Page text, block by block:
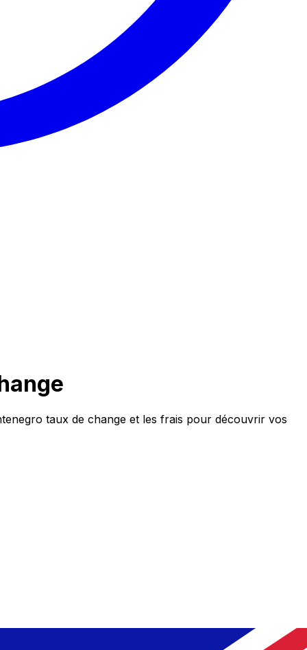
taux de change et les frais pour découvrir vos